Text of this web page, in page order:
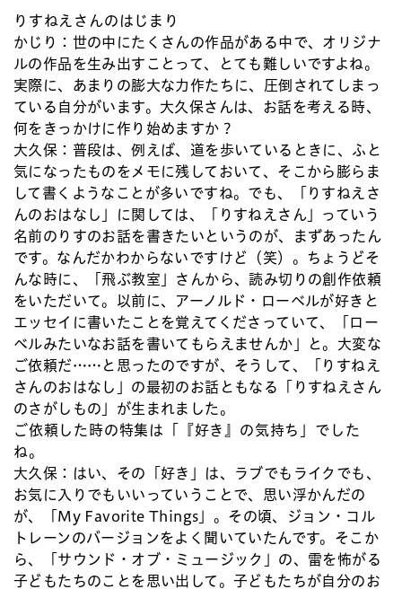
りすねえさんのはじまり
かじり： 世の中にたくさんの作品がある中で、オリジナ
ルの作品を生み出すことって、とても難しいですよね。
実際に、あまりの膨大な力作たちに、圧倒されてしまっ
ている自分がいます。大久保さんは、お話を考える時、
何をきっかけに作り始めますか？
大久保： 普段は、例えば、道を歩いているときに、ふと
気になったものをメモに残しておいて、そこから膨らま
して書くようなことが多いですね。でも、「りすねえさ
んのおはなし」に関しては、「りすねえさん」っていう
名前のりすのお話を書きたいというのが、まずあったん
です。なんだかわからないですけど（笑）。ちょうどそ
んな時に、「飛ぶ教室」さんから、読み切りの創作依頼
をいただいて。以前に、アーノルド・ローベルが好きと
エッセイに書いたことを覚えてくださっていて、「ロー
ベルみたいなお話を書いてもらえませんか」と。大変な
ご依頼だ……と思ったのですが、そうして、「りすねえ
さんのおはなし」の最初のお話ともなる「りすねえさん
のさがしもの」が生まれました。
ご依頼した時の特集は「『好き』の気持ち」でした
ね。
大久保：
はい、その「好き」は、ラブでもライクでも、
お気に入りでもいいっていうことで、思い浮かんだの
が、「My Favorite Things」。その頃、ジョン・コル
トレーンのバージョンをよく聞いていたんです。そこか
ら、「サウンド・オブ・ミュージック」の、雷を怖がる
子どもたちのことを思い出して。子どもたちが自分のお